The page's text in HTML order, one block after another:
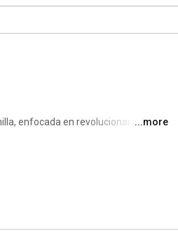
enfocada en revolucionar la
más fáciles, rápidas y
por qué somos la mejor opción
...more